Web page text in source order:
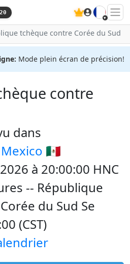
🇫🇷
tchèque contre Corée du Sud
Mode plein écran de précision!
contre
dans
Mexico 🇲🇽
à 20:00:00 HNC
-- République
du Sud Se
(CST)